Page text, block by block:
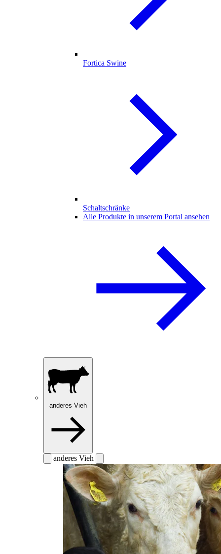
Fortica Swine
Schaltschränke
Alle Produkte in unserem Portal ansehen
anderes Vieh
anderes Vieh